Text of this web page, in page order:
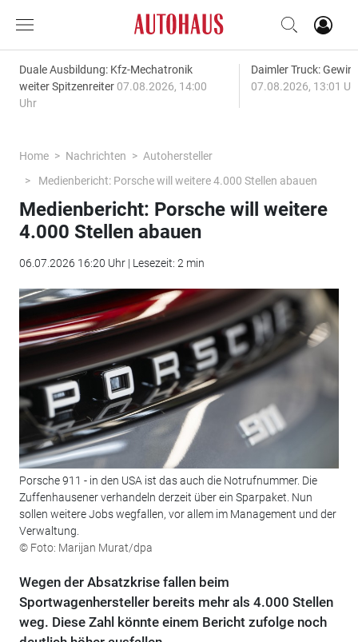
Duale Ausbildung: Kfz-Mechatronik
weiter Spitzenreiter 07.08.2026, 14:00
Uhr
Daimler Truck:
07.08.2026, 13:01
Home Nachrichten
Autohersteller
Medienbericht: Porsche will weitere 4.000 Stellen abauen
Medienbericht: Porsche will weitere
4.000 Stellen abauen
06.07.2026 16:20 Uhr | Lesezeit: 2 min
Porsche 911 - in den USA ist das auch die Notrufnummer. Die
Zuffenhausener verhandeln derzeit über ein Sparpaket. Nun
sollen weitere Jobs wegfallen, vor allem im Management und der
Verwaltung.
© Foto: Marijan Murat/dpa
Wegen der Absatzkrise fallen beim
Sportwagenhersteller bereits mehr als 4.000 Stellen
weg. Diese Zahl könnte einem Bericht zufolge noch